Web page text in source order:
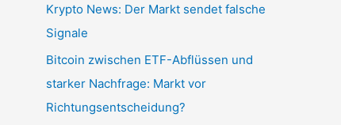
Krypto News: Der Markt sendet falsche
Signale
Bitcoin zwischen ETF-Abflüssen und
starker Nachfrage: Markt vor
Richtungsentscheidung?